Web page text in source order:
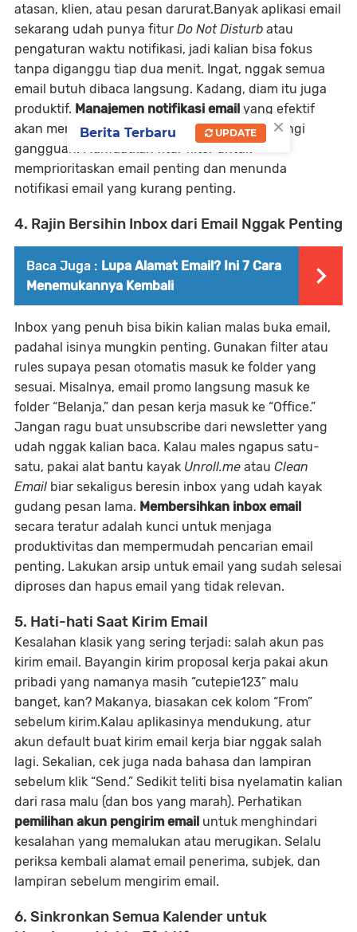
atasan, klien, atau pesan darurat.Banyak aplikasi email
sekarang udah punya fitur Do Not Disturb atau
pengaturan waktu notifikasi, jadi kalian bisa fokus
tanpa diganggu tiap dua menit. Ingat, nggak semua
email butuh dibaca langsung. Kadang, diam itu juga
produktif. Manajemen notifikasi email yang efektif
akan membantu menjaga fokus dan mengurangi
gangguan. Manfaatkan fitur filter untuk
memprioritaskan email penting dan menunda
notifikasi email yang kurang penting.
4. Rajin Bersihin Inbox dari Email Nggak Penting
Baca Juga : Lupa Alamat Email? Ini 7 Cara
Menemukannya Kembali
Inbox yang penuh bisa bikin kalian malas buka email,
padahal isinya mungkin penting. Gunakan filter atau
rules supaya pesan otomatis masuk ke folder yang
sesuai. Misalnya, email promo langsung masuk ke
folder “Belanja,” dan pesan kerja masuk ke “Office.”
Jangan ragu buat unsubscribe dari newsletter yang
udah nggak kalian baca. Kalau males ngapus satu-
satu, pakai alat bantu kayak Unroll.me atau Clean
Email biar sekaligus beresin inbox yang udah kayak
gudang pesan lama. Membersihkan inbox email
secara teratur adalah kunci untuk menjaga
produktivitas dan mempermudah pencarian email
penting. Lakukan arsip untuk email yang sudah selesai
diproses dan hapus email yang tidak relevan.
5. Hati-hati Saat Kirim Email
Kesalahan klasik yang sering terjadi: salah akun pas
kirim email. Bayangin kirim proposal kerja pakai akun
pribadi yang namanya masih “cutepie123” malu
banget, kan? Makanya, biasakan cek kolom “From”
sebelum kirim.Kalau aplikasinya mendukung, atur
akun default buat kirim email kerja biar nggak salah
lagi. Sekalian, cek juga nada bahasa dan lampiran
sebelum klik “Send.” Sedikit teliti bisa nyelamatin kalian
dari rasa malu (dan bos yang marah). Perhatikan
pemilihan akun pengirim email untuk menghindari
kesalahan yang memalukan atau merugikan. Selalu
periksa kembali alamat email penerima, subjek, dan
lampiran sebelum mengirim email.
6. Sinkronkan Semua Kalender untuk
×
Berita Terbaru UPDATE